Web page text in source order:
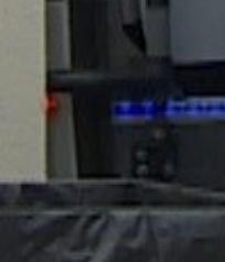
FEJLESZTÉSEK
STRATÉGIÁK
ÉS